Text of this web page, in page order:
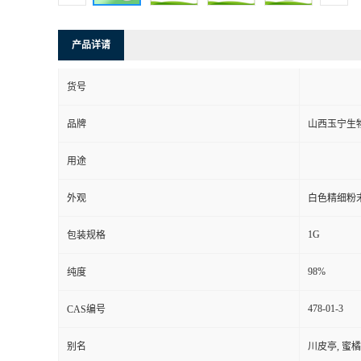
产品详请
货号
品牌 山西玉宁生
用途
外观 白色精细粉
包装规格 1G
纯度 98%
CAS编号 478-01-3
别名 川皮亭, 蜜